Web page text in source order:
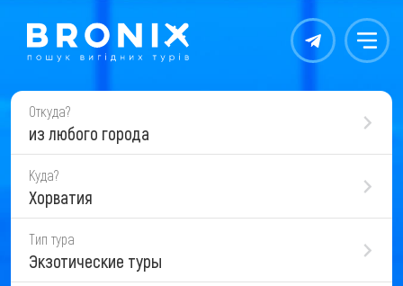
Контакты Меню
Откуда?
из любого города
Куда?
Хорватия
Тип тура
Экзотические туры